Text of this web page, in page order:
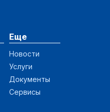
Еще
Новости
Услуги
Документы
Сервисы